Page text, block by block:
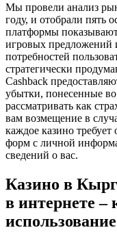
Мы провели анализ
году, и отобрали пять
платформы
игровых предложений
потребностей
стратегически
Cashback
убытки, понесенные
рассматривать как
вам возмещение в
каждое казино
форм с личной
сведений о вас.
Казино в
в интернете –